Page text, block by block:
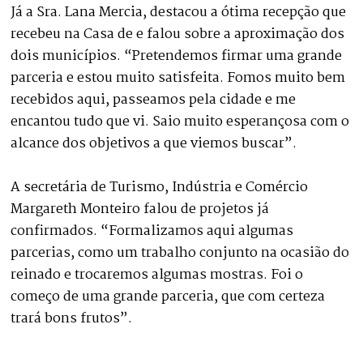
Já a Sra. Lana Mercia, destacou a ótima recepção que
recebeu na Casa de e falou sobre a aproximação dos
dois municípios. “Pretendemos firmar uma grande
parceria e estou muito satisfeita. Fomos muito bem
recebidos aqui, passeamos pela cidade e me
encantou tudo que vi. Saio muito esperançosa com o
alcance dos objetivos a que viemos buscar”.
A secretária de Turismo, Indústria e Comércio
Margareth Monteiro falou de projetos já
confirmados. “Formalizamos aqui algumas
parcerias, como um trabalho conjunto na ocasião do
reinado e trocaremos algumas mostras. Foi o
começo de uma grande parceria, que com certeza
trará bons frutos”.